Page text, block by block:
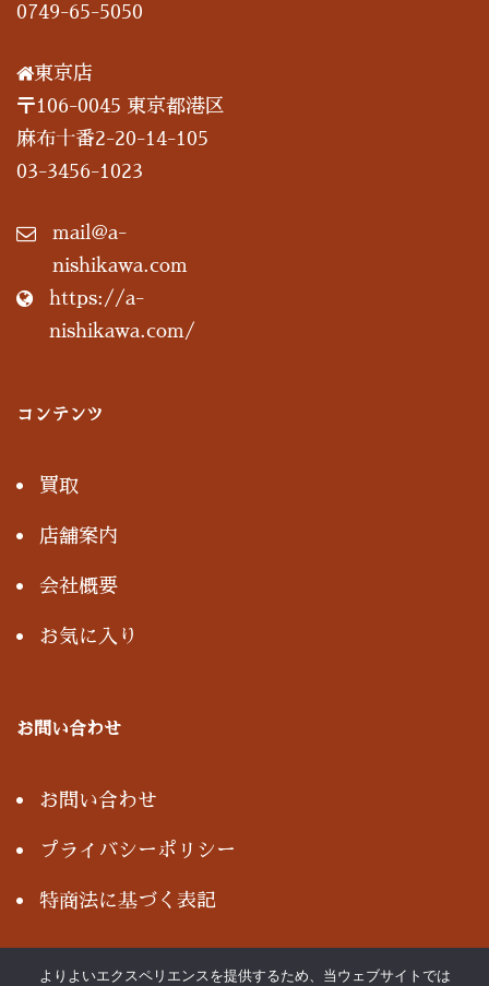
0749-65-5050
東京店
〒106-0045 東京都港区
麻布十番2-20-14-105
03-3456-1023
mail@a-
nishikawa.com
https://a-
nishikawa.com/
コンテンツ
買取
店舗案内
会社概要
お気に入り
お問い合わせ
お問い合わせ
プライバシーポリシー
特商法に基づく表記
よりよいエクスペリエンスを提供するため、当ウェブサイトでは